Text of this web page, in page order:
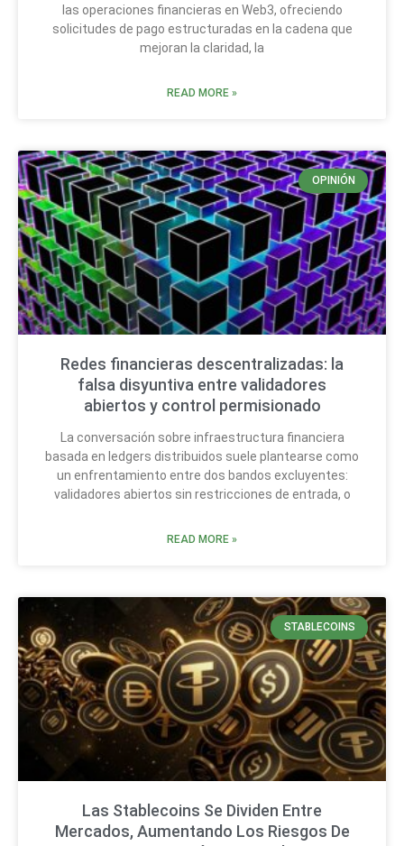
las operaciones financieras en Web3, ofreciendo
solicitudes de pago estructuradas en la cadena que
mejoran la claridad, la
READ MORE »
OPINIÓN
Redes financieras descentralizadas: la
falsa disyuntiva entre validadores
abiertos y control permisionado
La conversación sobre infraestructura financiera
basada en ledgers distribuidos suele plantearse como
un enfrentamiento entre dos bandos excluyentes:
validadores abiertos sin restricciones de entrada, o
READ MORE »
STABLECOINS
Las Stablecoins Se Dividen Entre
Mercados, Aumentando Los Riesgos De